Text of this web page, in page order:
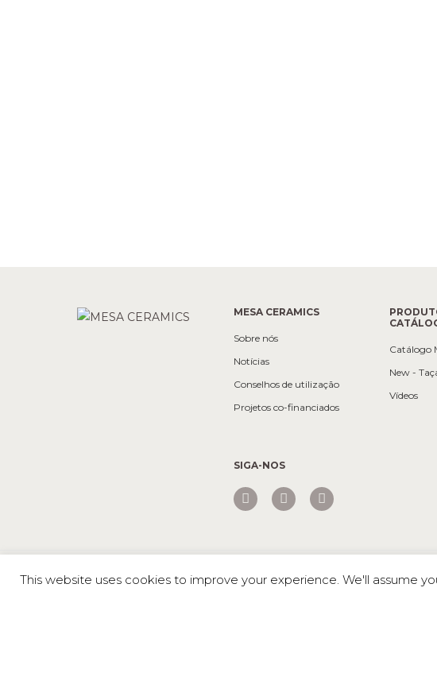
MESA CERAMICS
Sobre nós
Notícias
Conselhos de utilização
Projetos co-financiados
SIGA-NOS
Catálogo
New -
Vídeos
This website uses cookies to improve your experience. We'll assume